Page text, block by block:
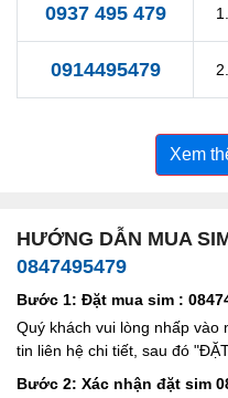
0937 495 479
0914495479
Xem
HƯỚNG DẪN MUA
0847495479
Bước 1: Đặt mua sim :
Quý khách vui lòng nhấp vào
tin liên hệ chi tiết, sau đó
Bước 2: Xác nhận đặt sim